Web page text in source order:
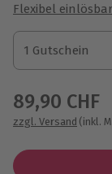
Flexibel einlösbar
1 Gutschein
1 Gutschein
1 Gutschein
89,90 CHF
zzgl. Versand (inkl.